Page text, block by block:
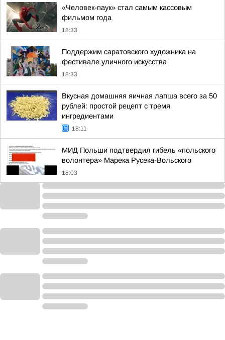
«Человек-паук» стал самым кассовым
фильмом года
18:33
Поддержим саратовского художника на
фестивале уличного искусства
18:33
Вкусная домашняя яичная лапша всего за 50
рублей: простой рецепт с тремя
ингредиентами
18:11
МИД Польши подтвердил гибель «польского
волонтера» Марека Русека-Вольского
18:03